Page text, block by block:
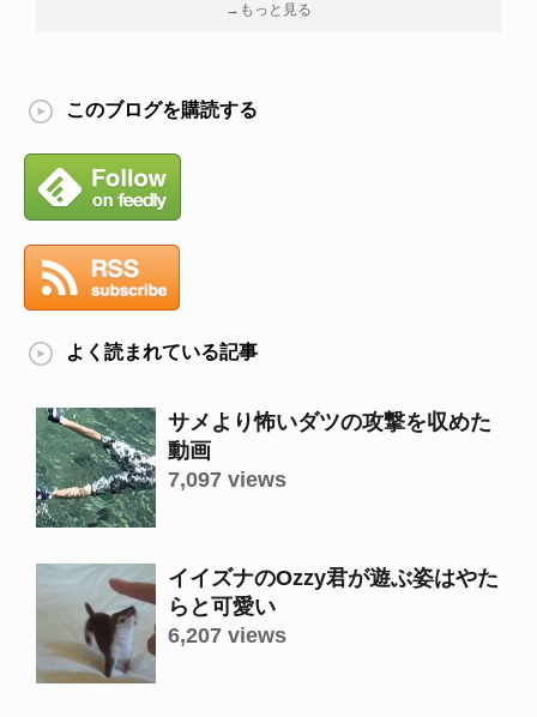
→もっと見る
このブログを購読する
よく読まれている記事
サメより怖いダツの攻撃を収めた
動画
7,097 views
イイズナのOzzy君が遊ぶ姿はやた
らと可愛い
6,207 views